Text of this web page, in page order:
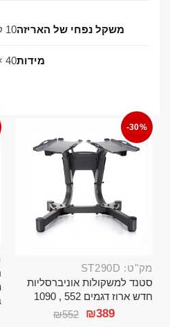
משקל נפחי של האריזה10 ק"ג
מידות40 × 30 × 15 סנטימטרים
-30%
מק"ט: ST290D
סטנד למשקולות אוניברסליות
חדש ארוז דגמים 552 , 1090
₪552 ₪389